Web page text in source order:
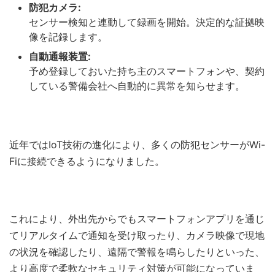
防犯カメラ:
センサー検知と連動して録画を開始。決定的な証拠映
像を記録します。
自動通報装置:
予め登録しておいた持ち主のスマートフォンや、契約
している警備会社へ自動的に異常を知らせます。
近年ではIoT技術の進化により、多くの防犯センサーがWi-
Fiに接続できるようになりました。
これにより、外出先からでもスマートフォンアプリを通じ
てリアルタイムで通知を受け取ったり、カメラ映像で現地
の状況を確認したり、遠隔で警報を鳴らしたりといった、
より高度で柔軟なセキュリティ対策が可能になっていま